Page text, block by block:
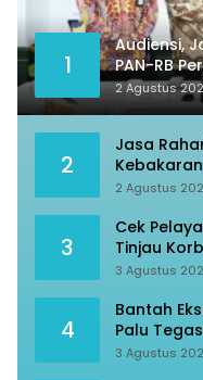
1
Audiensi,
PAN-RB
2 Agustus
2
Jasa
2 Agustus
3
Cek
Tinjau
Sentosa II
3 Agustus
4
Bantah
Palu
3 Agustus